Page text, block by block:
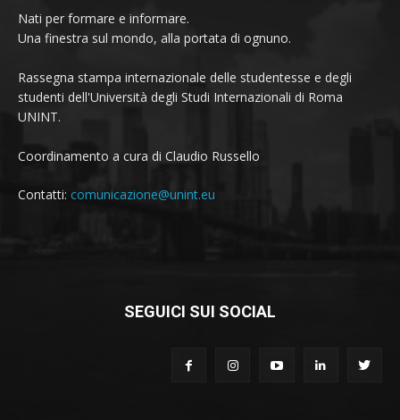
Nati per formare e informare.
Una finestra sul mondo, alla portata di ognuno.
Rassegna stampa internazionale delle studentesse e degli
studenti dell'Università degli Studi Internazionali di Roma
UNINT.
Coordinamento a cura di Claudio Russello
Contatti: comunicazione@unint.eu
SEGUICI SUI SOCIAL